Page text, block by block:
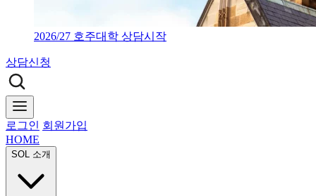
2026/27 호주대학 상담시작
상담신청
로그인 회원가입
HOME
SOL 소개